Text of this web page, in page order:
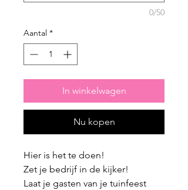
0/50
Aantal *
In winkelwagen
Nu kopen
Hier is het te doen!
Zet je bedrijf in de kijker!
Laat je gasten van je tuinfeest